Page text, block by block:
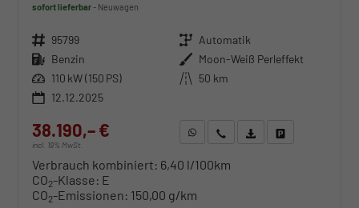
sofort lieferbar Neuwagen
Fahrzeugnr. 95799 Getriebe Automatik
Kraftstoff Benzin Außenfarbe Moon-Weiß Perleffekt
Leistung 110 kW (150 PS) Kilometerstand 50 km
12.12.2025
38.190,– €
incl. 19% MwSt.
WhatsApp anfragen
Wir rufen Sie anFahrzeugexposé (PDF)
Verbrauch kombiniert: 6,40 l/100km
CO2-Klasse: E
CO2-Emissionen: 150,00 g/km